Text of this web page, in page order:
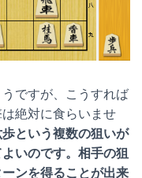
ですが、こうすれば
絶対に食らいませ
という複数の狙いが
いのです。相手の狙
ンを得ることが出来